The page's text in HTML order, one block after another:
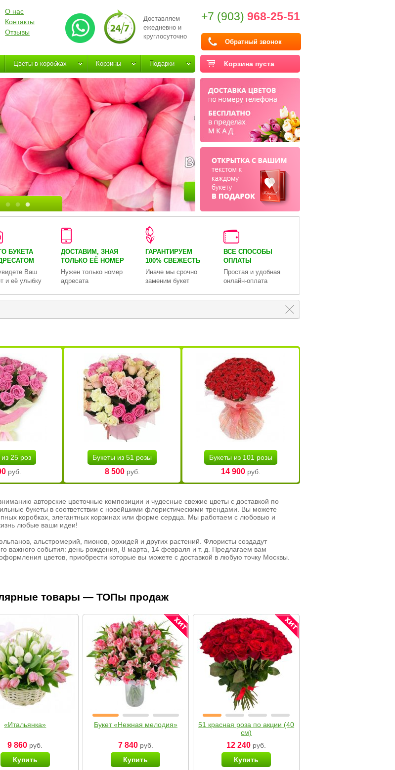
Доставляем
ежедневно и
круглосуточно
+7 (903) 968-25-51
Обратный звонок
О нас
Контакты
Отзывы
Корзина пуста
Цветы в коробках Корзины Подарки
БУКЕТА
Ваш
и её улыбку
ДОСТАВИМ, ЗНАЯ
ТОЛЬКО ЕЁ НОМЕР
Нужен только номер
адресата
ГАРАНТИРУЕМ
100% СВЕЖЕСТЬ
Иначе мы срочно
заменим букет
ВСЕ СПОСОБЫ
ОПЛАТЫ
Простая и удобная
онлайн-оплата
25 роз
руб.
Букеты из 51 розы
8 500руб.
Букеты из 101 розы
14 900руб.
авторские цветочные композиции и чудесные свежие цветы с доставкой по
букеты в соответствии с новейшими флористическими трендами. Вы можете
коробках, элегантных корзинах или форме сердца. Мы работаем с любовью и
любые ваши идеи!
альстромерий, пионов, орхидей и других растений. Флористы создадут
важного события: день рождения, 8 марта, 14 февраля и т. д. Предлагаем вам
цветов, приобрести которые вы можете с доставкой в любую точку Москвы.
товары — ТОПы продаж
«Итальянка»
9 860 руб.
Купить
Букет «Нежная мелодия»
7 840руб.
Купить
51 красная роза по акции (40
см)
12 240 руб.
Купить